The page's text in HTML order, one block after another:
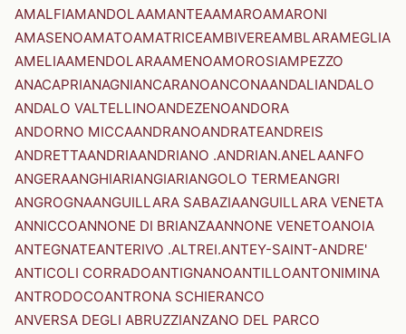
AMALFIAMANDOLAAMANTEAAMAROAMARONI
AMASENOAMATOAMATRICEAMBIVEREAMBLARAMEGLIA
AMELIAAMENDOLARAAMENOAMOROSIAMPEZZO
ANACAPRIANAGNIANCARANOANCONAANDALIANDALO
ANDALO VALTELLINOANDEZENOANDORA
ANDORNO MICCAANDRANOANDRATEANDREIS
ANDRETTAANDRIAANDRIANO .ANDRIAN.ANELAANFO
ANGERAANGHIARIANGIARIANGOLO TERMEANGRI
ANGROGNAANGUILLARA SABAZIAANGUILLARA VENETA
ANNICCOANNONE DI BRIANZAANNONE VENETOANOIA
ANTEGNATEANTERIVO .ALTREI.ANTEY-SAINT-ANDRE'
ANTICOLI CORRADOANTIGNANOANTILLOANTONIMINA
ANTRODOCOANTRONA SCHIERANCO
ANVERSA DEGLI ABRUZZIANZANO DEL PARCO